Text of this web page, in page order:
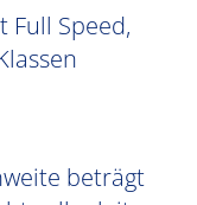
Full Speed,
beträgt